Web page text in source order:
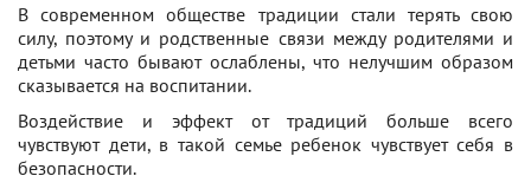
В современном обществе традиции стали терять свою
силу, поэтому и родственные связи между родителями и
детьми часто бывают ослаблены, что нелучшим образом
сказывается на воспитании.
Воздействие и эффект от традиций больше всего
чувствуют дети, в такой семье ребенок чувствует себя в
безопасности.